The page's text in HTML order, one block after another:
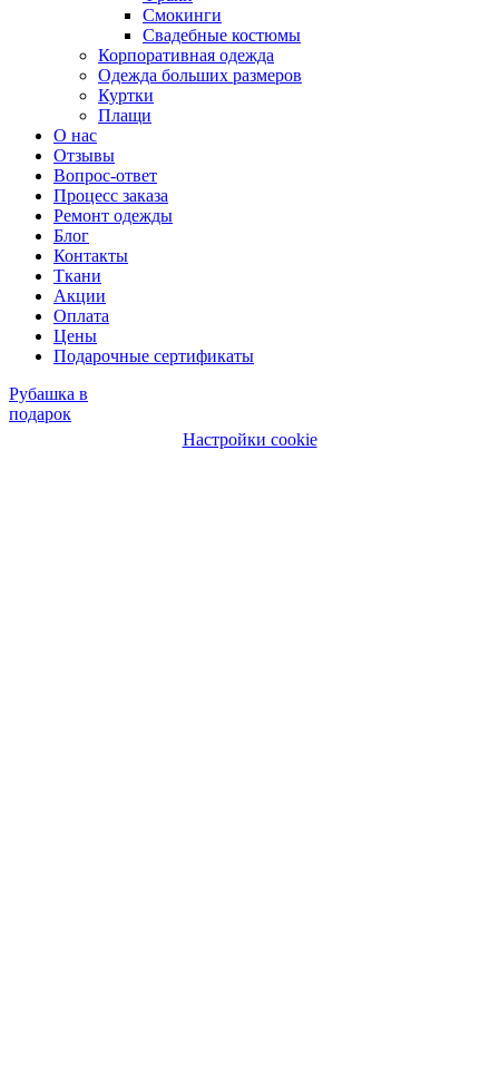
Смокинги
Свадебные костюмы
Корпоративная одежда
Одежда больших размеров
Куртки
Плащи
О нас
Отзывы
Вопрос-ответ
Процесс заказа
Ремонт одежды
Блог
Контакты
Ткани
Акции
Оплата
Цены
Подарочные сертификаты
Рубашка в
подарок
Настройки cookie